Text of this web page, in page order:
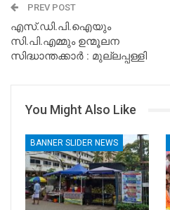
PREV POST
എസ്.ഡി.പി.ഐയും
സി.പി.എമ്മും ഉന്മൂലന
സിദ്ധാന്തക്കാർ : മുല്ലപ്പള്ളി
You Might Also Like
BANNER SLIDER NEWS